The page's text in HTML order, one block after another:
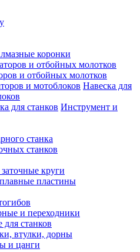
коронки
и отбойных молотков
Навеска для
Инструмент и
станка
станков
круги
пластины
и переходники
станков
втулки, дорны
и цанги